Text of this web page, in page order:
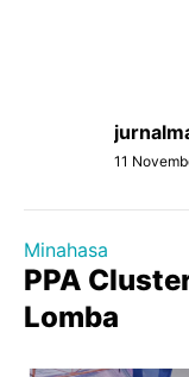
11
Minahasa
PPA
Lomba